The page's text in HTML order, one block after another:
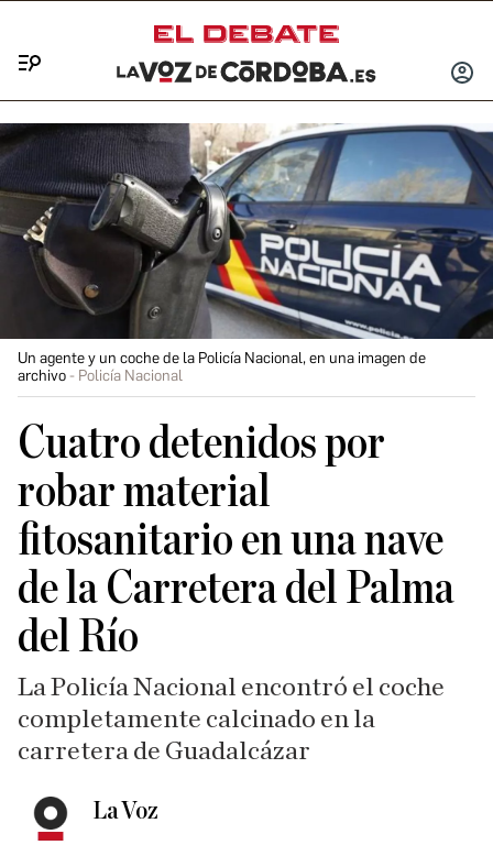
INICIAR
Un agente y un coche de la Policía Nacional, en una imagen de
archivo
Policía Nacional
Cuatro detenidos por
robar material
fitosanitario en una nave
de la Carretera del Palma
del Río
La Policía Nacional encontró el coche
completamente calcinado en la
carretera de Guadalcázar
La Voz